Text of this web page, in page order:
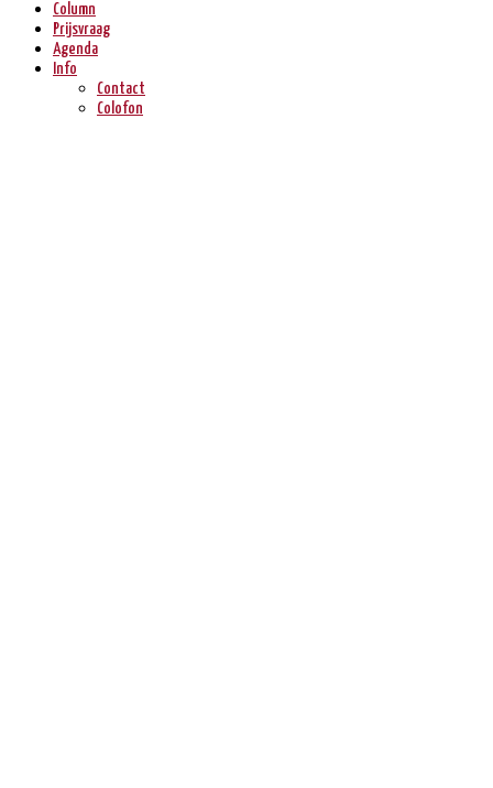
Column
Prijsvraag
Agenda
Info
Contact
Colofon